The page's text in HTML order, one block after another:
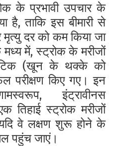
के प्रभावी उपचार के
है, ताकि इस बीमारी से
मृत्यु दर को कम किया जा
में, स्ट्रोक के मरीजों
(खून के थक्के को
परीक्षण किए गए। इन
इंट्रावीनस
तिहाई स्ट्रोक मरीजों
वे लक्षण शुरू होने के
पहुंच जाएं।